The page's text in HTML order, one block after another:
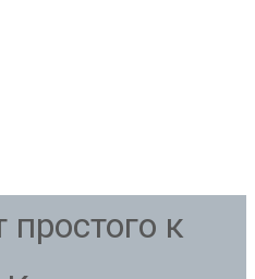
простого к